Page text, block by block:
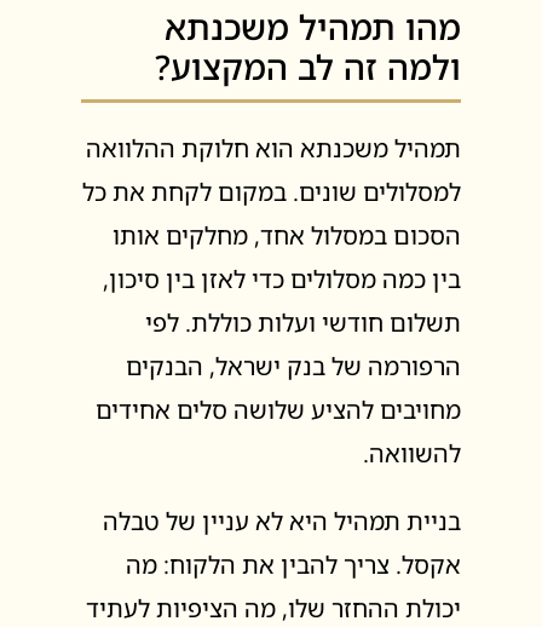
מהו תמהיל משכנתא
ולמה זה לב המקצוע?
תמהיל משכנתא הוא חלוקת ההלוואה
למסלולים שונים. במקום לקחת את כל
הסכום במסלול אחד, מחלקים אותו
בין כמה מסלולים כדי לאזן בין סיכון,
תשלום חודשי ועלות כוללת. לפי
הרפורמה של בנק ישראל, הבנקים
מחויבים להציע שלושה סלים אחידים
להשוואה.
בניית תמהיל היא לא עניין של טבלה
אקסל. צריך להבין את הלקוח: מה
יכולת ההחזר שלו, מה הציפיות לעתיד